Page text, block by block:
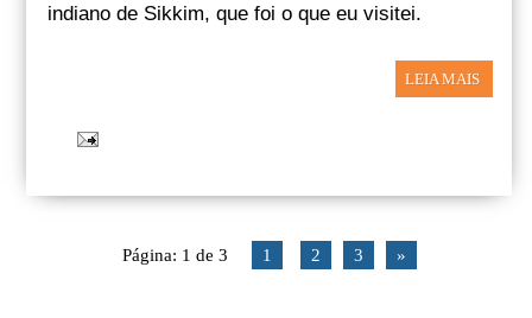
indiano de Sikkim, que foi o que eu visitei.
LEIA MAIS
Página: 1 de 3 1 2 3 »